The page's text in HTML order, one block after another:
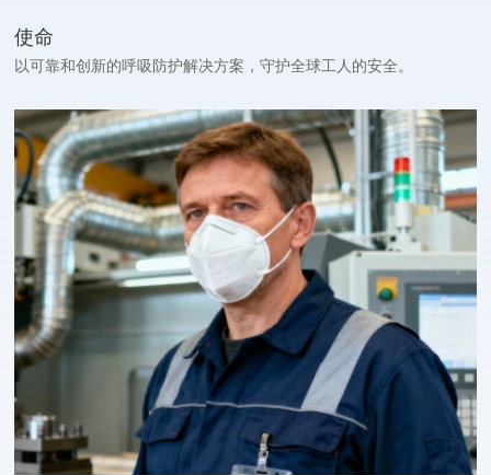
使命
以可靠和创新的呼吸防护解决方案，守护全球工人的安全。